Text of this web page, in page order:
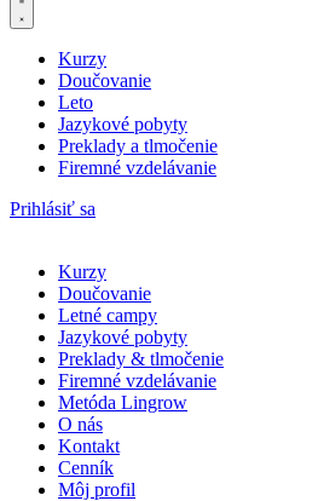
Kurzy
Doučovanie
Leto
Jazykové pobyty
Preklady a tlmočenie
Firemné vzdelávanie
Prihlásiť sa
Kurzy
Doučovanie
Letné campy
Jazykové pobyty
Preklady & tlmočenie
Firemné vzdelávanie
Metóda Lingrow
O nás
Kontakt
Cenník
Môj profil